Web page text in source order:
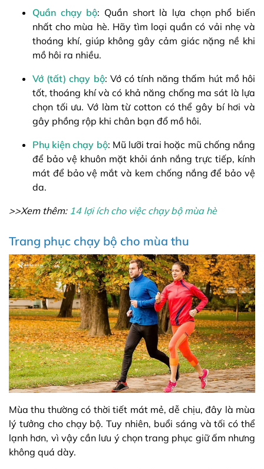
Quần chạy bộ: Quần short là lựa chọn phổ biến
nhất cho mùa hè. Hãy tìm loại quần có vải nhẹ và
thoáng khí, giúp không gây cảm giác nặng nề khi
mồ hôi ra nhiều.
Vớ (tất) chạy bộ: Vớ có tính năng thấm hút mồ hôi
tốt, thoáng khí và có khả năng chống ma sát là lựa
chọn tối ưu. Vớ làm từ cotton có thể gây bí hơi và
gây phồng rộp khi chân bạn đổ mồ hôi.
Phụ kiện chạy bộ: Mũ lưỡi trai hoặc mũ chống nắng
để bảo vệ khuôn mặt khỏi ánh nắng trực tiếp, kính
mát để bảo vệ mắt và kem chống nắng để bảo vệ
da.
>>Xem thêm: 14 lợi ích cho việc chạy bộ mùa hè
Trang phục chạy bộ cho mùa thu
Mùa thu thường có thời tiết mát mẻ, dễ chịu, đây là mùa
lý tưởng cho chạy bộ. Tuy nhiên, buổi sáng và tối có thể
lạnh hơn, vì vậy cần lưu ý chọn trang phục giữ ấm nhưng
không quá dày.